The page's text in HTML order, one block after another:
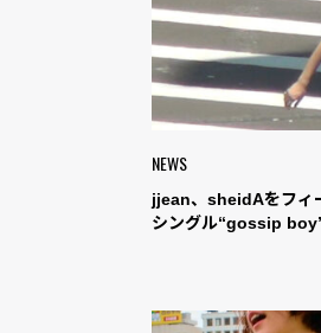
NEWS
jjean、sheidAをフィ
シングル“gossip